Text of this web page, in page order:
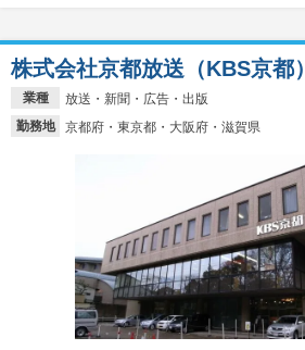
業種
放送・新聞・広告・出版
勤務地
京都府・東京都・大阪府・滋賀県
株式会社京都放送（KBS京都）